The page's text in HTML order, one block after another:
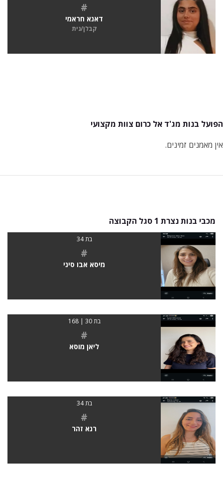
#
דאנא חראמי
קבלן/נית
הפועל בנות מג'ד אל כרום צוות מקצועי
אין מאמנים זמינים.
מכבי בנות נצרת 1 סגל הקבוצה
בת 34
#
מיסא אבו סיני
בת 30 | 168
#
ליאן מוסא
בת 34
#
רנא זהר